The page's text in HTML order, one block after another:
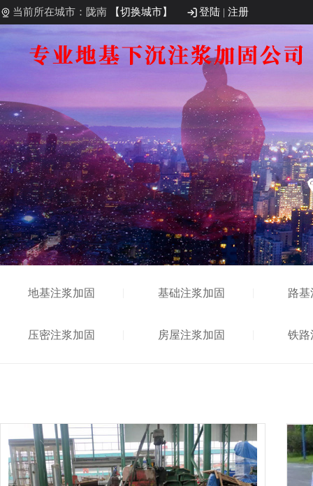
当前所在城市：陇南 【切换城市】 登陆 | 注册
地基注浆加固 基础注浆加固 路基
压密注浆加固 房屋注浆加固 铁路